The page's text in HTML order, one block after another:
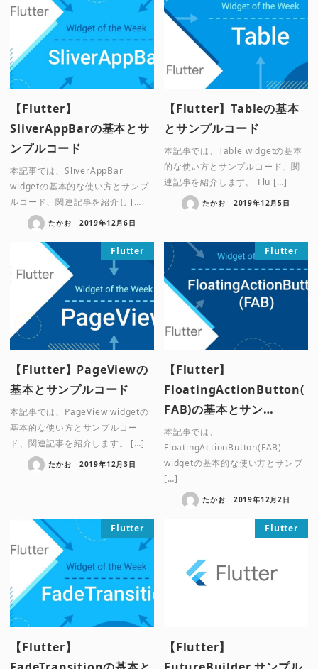
【Flutter】
SliverAppBarの基本とサ
ンプルコード
本記事では、SliverAppBar
widgetの基本的な使い方とサンプ
ルコード、関連記事を紹介し […]
たかお 2019年12月6日
【Flutter】Tableの基本
とサンプルコード
本記事では、Table widgetの基本
的な使い方とサンプルコード、関
連記事を紹介します。 Flu […]
たかお 2019年12月5日
Flutter
【Flutter】PageViewの
基本とサンプルコード
本記事では、PageView widgetの
基本的な使い方とサンプルコー
ド、関連記事を紹介します。 […]
たかお 2019年12月3日
Flutter
【Flutter】
FloatingActionButton(
FAB)の基本とサン…
本記事では、
FloatingActionButton(FAB)
widgetの基本的な使い方とサンプ
[…]
たかお 2019年12月2日
Flutter
【Flutter】
Flutter
【Flutter】